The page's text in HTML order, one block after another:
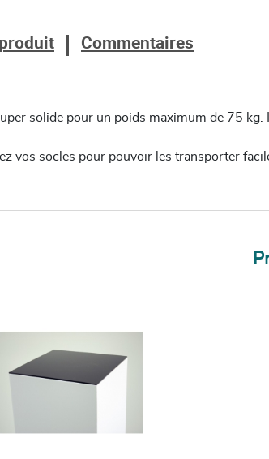
Commentaires
solide pour un poids maximum de 75
vos socles pour pouvoir les transporter